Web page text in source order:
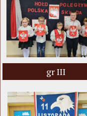
gr III